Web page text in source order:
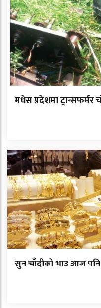
मधेस प्रदेशमा ट्रान्सफर्मर
सुन चाँदीको भाउ आज